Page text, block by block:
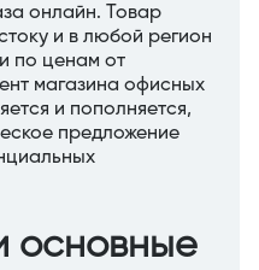
онлайн. Товар
и в любой регион
по ценам от
магазина офисных
и пополняется,
предложение
основные